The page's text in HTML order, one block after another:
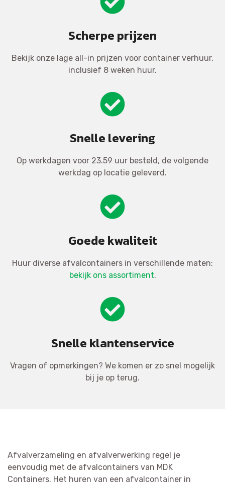
Scherpe prijzen
Bekijk onze lage all-in prijzen voor container verhuur,
inclusief 8 weken huur.
Snelle levering
Op werkdagen voor 23.59 uur besteld, de volgende
werkdag op locatie geleverd.
Goede kwaliteit
Huur diverse afvalcontainers in verschillende maten:
bekijk ons assortiment.
Snelle klantenservice
Vragen of opmerkingen? We komen er zo snel mogelijk
bij je op terug.
Afvalverzameling en afvalverwerking regel je
eenvoudig met de afvalcontainers van MDK
Containers. Het huren van een afvalcontainer in